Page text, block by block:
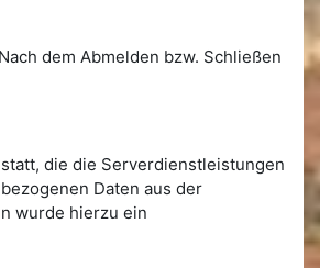
dem Abmelden bzw. Schließen
die die Serverdienstleistungen
Daten aus der
wurde hierzu ein